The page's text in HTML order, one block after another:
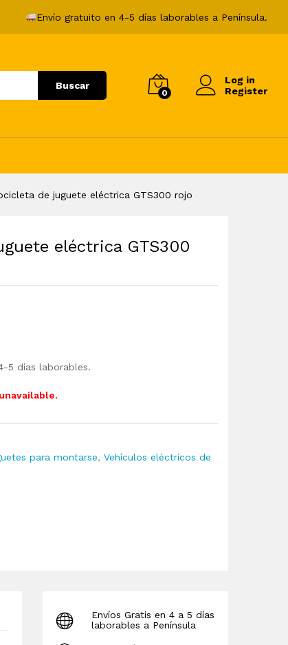
Envío gratuito en 4-5 días laborables a Península.
Buscar
0
Log in
Register
de juguete eléctrica GTS300 rojo
eléctrica GTS300
5 días laborables.
para montarse,Vehículos eléctricos de
Envíos Gratis en 4 a 5 días
laborables a Península